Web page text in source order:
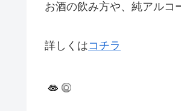
お酒の飲み方や、純アルコ
詳しくはコチラ